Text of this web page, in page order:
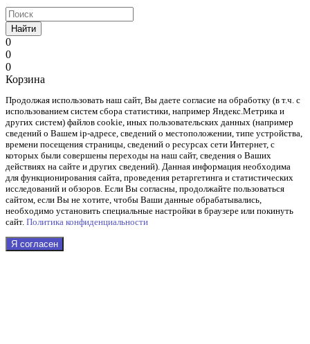
Найти
0
0
0
Корзина
Продолжая использовать наш cайт, Вы даете согласие на обработку (в т.ч. с
использованием систем сбора статистики, например Яндекс.Метрика и
других систем) файлов cookie, иных пользовательских данных (например
сведений о Вашем ip-адресе, сведений о местоположении, типе устройства,
времени посещения страницы, сведений о ресурсах сети Интернет, с
которых были совершены переходы на наш сайт, сведения о Ваших
действиях на сайте и других сведений). Данная информация необходима
для функционирования сайта, проведения ретаргетинга и статистических
исследований и обзоров. Если Вы согласны, продолжайте пользоваться
сайтом, если Вы не хотите, чтобы Ваши данные обрабатывались,
необходимо установить специальные настройки в браузере или покинуть
сайт. Политика конфиденциальности
Я согласен